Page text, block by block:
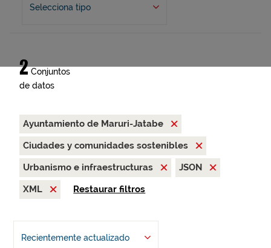
Selecciona tipo
2 Conjuntos
de datos
Ayuntamiento de Maruri-Jatabe
Ciudades y comunidades sostenibles
Urbanismo e infraestructuras
JSON
XML
Restaurar filtros
Recientemente actualizado